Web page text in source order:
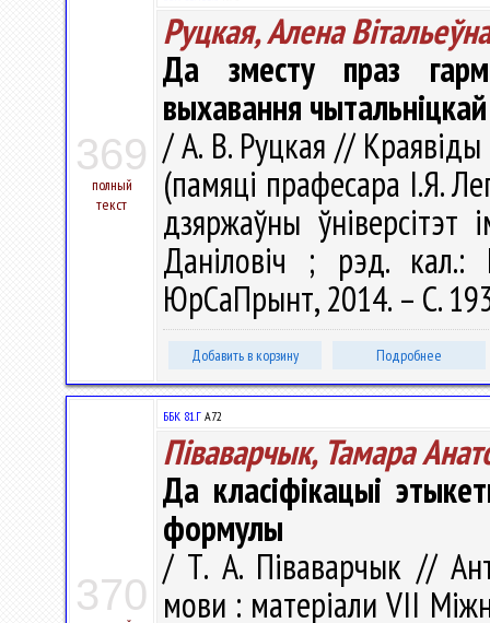
369
полный
текст
Руцкая, Алена Вiтальеўна
Да зместу праз
выхавання
/ А. В. Руцкая //
(памяці прафесара І.Я.
дзяржаўны
Даніловіч ; рэд.
ЮрСаПрынт, 2014. – С.
Добавить в корзину Подробнее
370
ББК 81.Г А72
Піваварчык, Тамара
Да класіфікацыі
формулы
/ Т. А. Піваварчык //
мови : матерiали VII